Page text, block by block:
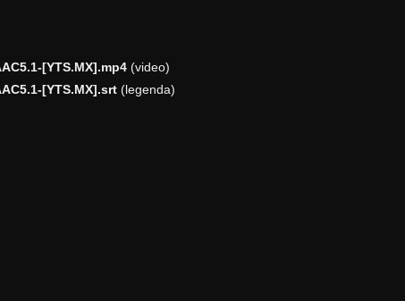
[YTS.MX].mp4(video)
[YTS.MX].srt(legenda)